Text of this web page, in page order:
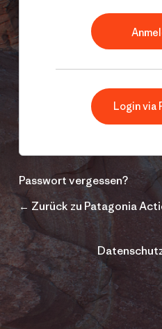
Login via
Passwort vergessen?
← Zurück zu Patagonia